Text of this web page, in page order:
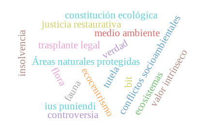
trasplante legal
Áreas naturales protegidasconflictos socioambientales
ecocentrismo
flora
fauna
medio ambiente
ecosistemas
justicia restaurativa
ius puniendi
constitución ecológica
valor intrínseco
bit
controversia
tutela
insolvencia verdad